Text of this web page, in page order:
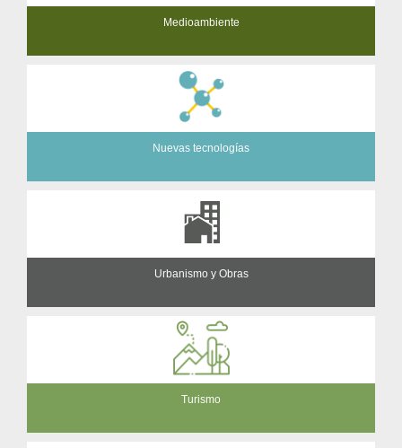
Medioambiente
Nuevas tecnologías
Urbanismo y Obras
Turismo